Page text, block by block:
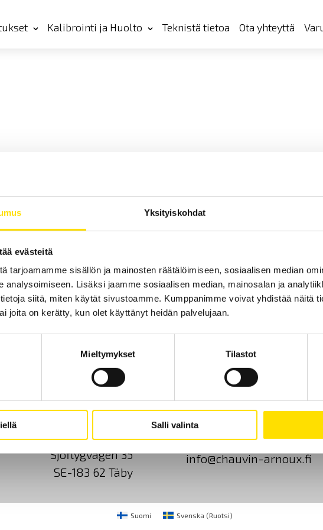
Yksityiskohdat
evästeitä
tarjoamamme sisällön ja mainosten räätälöimiseen, sosiaalisen median
analysoimiseen. Lisäksi jaamme sosiaalisen median, mainosalan ja
siitä, miten käytät sivustoamme. Kumppanimme voivat yhdistää näitä
joita on kerätty, kun olet käyttänyt heidän palvelujaan.
Mieltymykset Tilastot
Salli valinta
Kalibrointi ja Huolto Teknistä tietoa Ota yhteyttä
Ota yhteyttä Tietoa meistä GDPR
CA Mätsystem AB
Sjöflygvägen 35
SE-183 62 Täby
+46 8 50 52 68 00
info@chauvin-arnoux.fi
Suomi Svenska (Ruotsi)